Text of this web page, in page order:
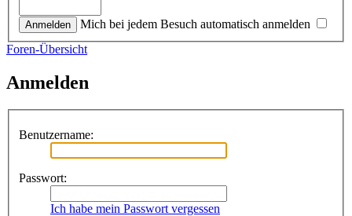
Mich bei jedem Besuch automatisch anmelden
Foren-Übersicht
Anmelden
Benutzername:
Passwort:
Ich habe mein Passwort vergessen